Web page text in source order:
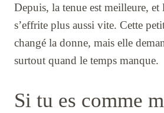
Depuis, la tenue est meilleure, et
s’effrite plus aussi vite. Cette
changé la donne, mais elle
surtout quand le temps manque.
Si tu es comme